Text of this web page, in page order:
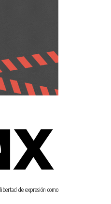
de expresión como